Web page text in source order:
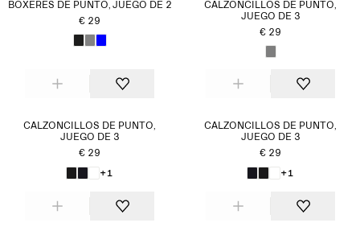
BÓXERES DE PUNTO, JUEGO DE 2
€ 29
CALZONCILLOS DE PUNTO,
JUEGO DE 3
€ 29
CALZONCILLOS DE PUNTO,
JUEGO DE 3
€ 29
+1
CALZONCILLOS DE PUNTO,
JUEGO DE 3
€ 29
+1